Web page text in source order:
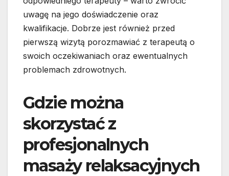
uwagę na jego doświadczenie oraz
kwalifikacje. Dobrze jest również przed
pierwszą wizytą porozmawiać z terapeutą o
swoich oczekiwaniach oraz ewentualnych
problemach zdrowotnych.
Gdzie można
skorzystać z
profesjonalnych
masaży relaksacyjnych